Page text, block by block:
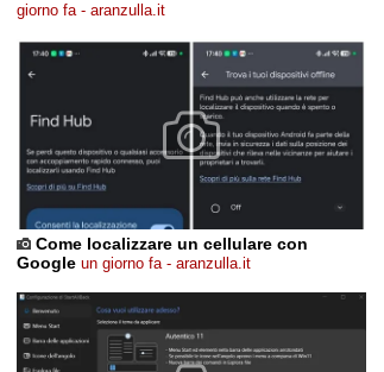
giorno fa - aranzulla.it
Come localizzare un cellulare con
Google un giorno fa - aranzulla.it